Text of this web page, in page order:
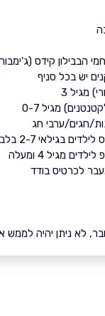
הבבילון קידס
יש בכל סניף
מגיל 3
מגיל 0-7
חגים/ערבי חג
בגילאי 2-7 בלבד
מגיל 4 ומעלה
לכרטיס בודד
לא ניתן יהיה לממש את